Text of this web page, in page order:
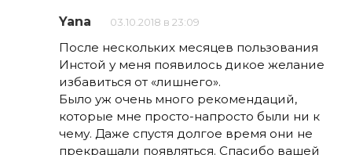
Yana 03.10.2018 в 23:09
После нескольких месяцев пользования
Инстой у меня появилось дикое желание
избавиться от «лишнего».
Было уж очень много рекомендаций,
которые мне просто-напросто были ни к
чему. Даже спустя долгое время они не
прекращали появляться. Спасибо вашей